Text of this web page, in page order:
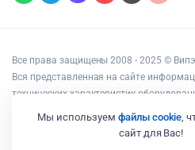
Все права защищены 2008 - 2025 ©
Вся представленная на сайте
технических характеристик
возможностей подключения, наличия
услуг, носит информационный
является публичной офертой,
Мы используем файлы cookie,
сайт для Вас!